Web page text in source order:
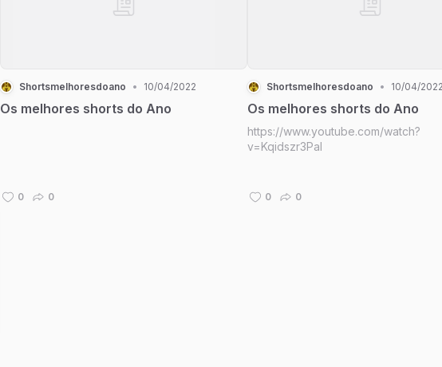
Shortsmelhoresdoano • 10/04/2022
Os melhores shorts do Ano
0 0
Shortsmelhoresdoano • 10/04/2022
Os melhores shorts do Ano
https://www.youtube.com/watch?
v=Kqidszr3PaI
0 0